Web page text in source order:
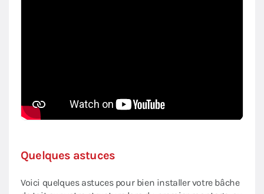
Quelques astuces
Voici quelques astuces pour bien installer votre bâche